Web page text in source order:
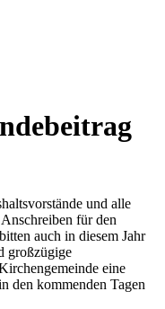
und alle
für den
auch in diesem Jahr
großzügige
eine
den kommenden Tagen